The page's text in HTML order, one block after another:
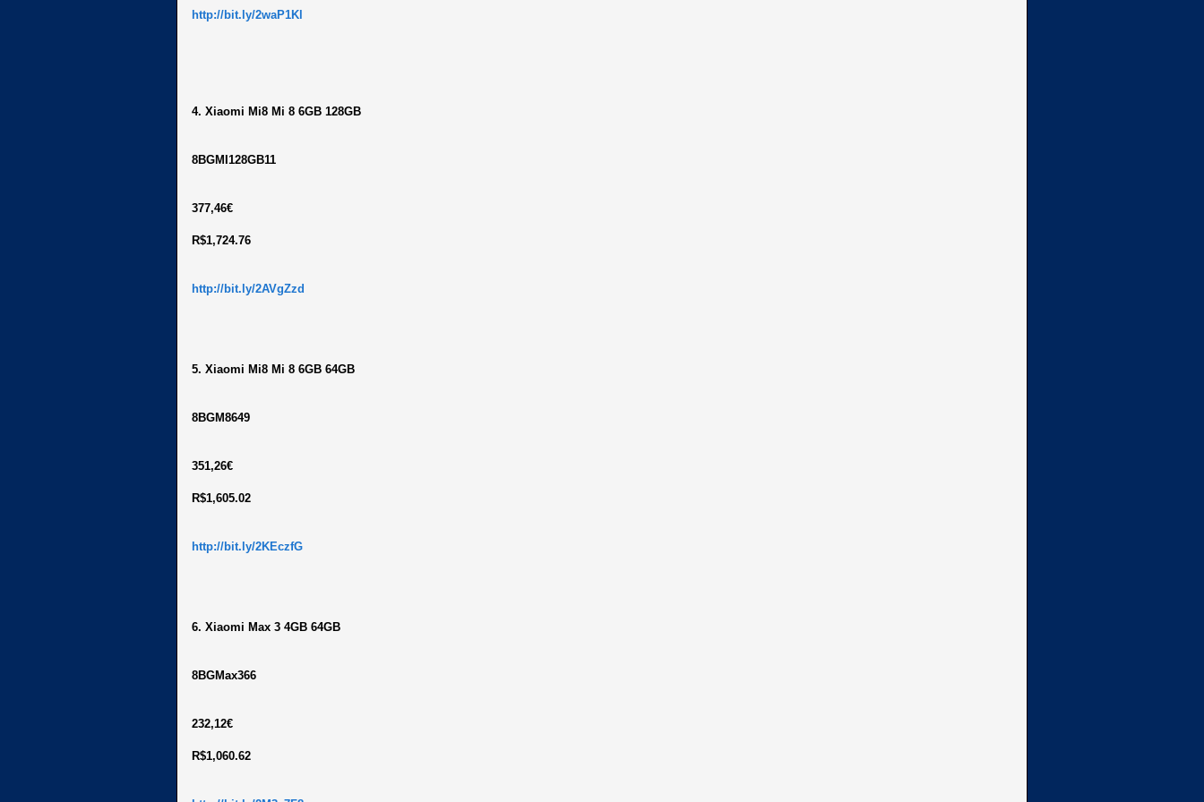
http://bit.ly/2waP1Kl
4. Xiaomi Mi8 Mi 8 6GB 128GB
8BGMI128GB11
377,46€
R$1,724.76
http://bit.ly/2AVgZzd
5. Xiaomi Mi8 Mi 8 6GB 64GB
8BGM8649
351,26€
R$1,605.02
http://bit.ly/2KEczfG
6. Xiaomi Max 3 4GB 64GB
8BGMax366
232,12€
R$1,060.62